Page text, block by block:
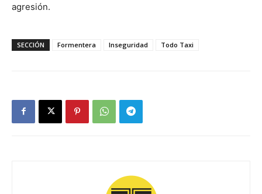
agresión.
SECCIÓN Formentera Inseguridad Todo Taxi